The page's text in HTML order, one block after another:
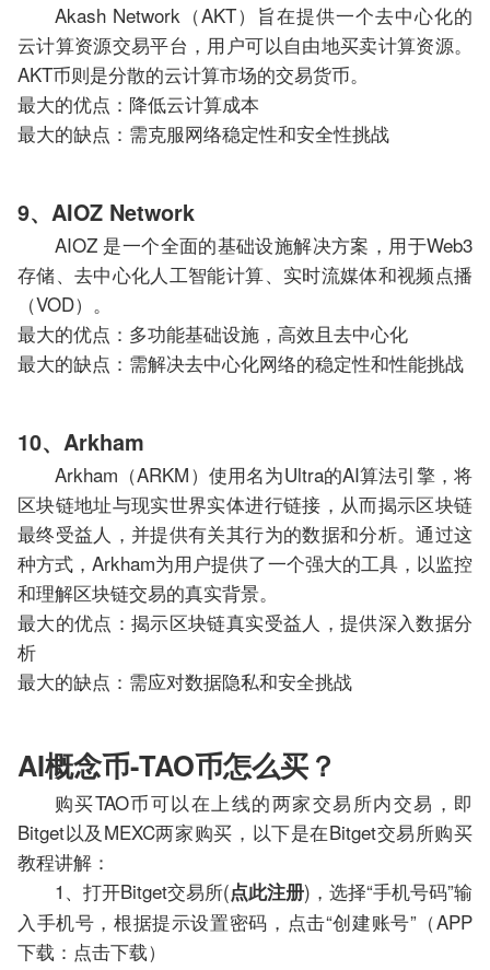
Akash Network（AKT）旨在提供一个去中心化的
云计算资源交易平台，用户可以自由地买卖计算资源。
AKT币则是分散的云计算市场的交易货币。
最大的优点：降低云计算成本
最大的缺点：需克服网络稳定性和安全性挑战
9、AIOZ Network
AIOZ 是一个全面的基础设施解决方案，用于Web3
存储、去中心化人工智能计算、实时流媒体和视频点播
（VOD）。
最大的优点：多功能基础设施，高效且去中心化
最大的缺点：需解决去中心化网络的稳定性和性能挑战
10、Arkham
Arkham（ARKM）使用名为Ultra的AI算法引擎，将
区块链地址与现实世界实体进行链接，从而揭示区块链
最终受益人，并提供有关其行为的数据和分析。通过这
种方式，Arkham为用户提供了一个强大的工具，以监控
和理解区块链交易的真实背景。
最大的优点：揭示区块链真实受益人，提供深入数据分
析
最大的缺点：需应对数据隐私和安全挑战
AI概念币-TAO币怎么买？
购买TAO币可以在上线的两家交易所内交易，即
Bitget以及MEXC两家购买，以下是在Bitget交易所购买
教程讲解：
1、打开Bitget交易所(点此注册)，选择“手机号码”输
入手机号，根据提示设置密码，点击“创建账号”（APP
下载：点击下载）